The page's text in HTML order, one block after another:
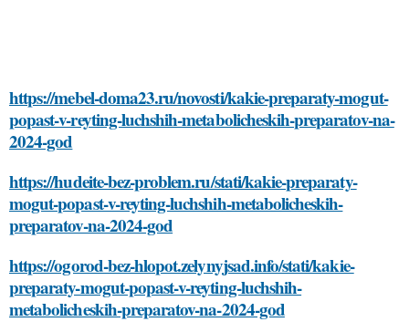
https://mebel-doma23.ru/novosti/kakie-preparaty-mogut-
popast-v-reyting-luchshih-metabolicheskih-preparatov-na-
2024-god
https://hudeite-bez-problem.ru/stati/kakie-preparaty-
mogut-popast-v-reyting-luchshih-metabolicheskih-
preparatov-na-2024-god
https://ogorod-bez-hlopot.zelynyjsad.info/stati/kakie-
preparaty-mogut-popast-v-reyting-luchshih-
metabolicheskih-preparatov-na-2024-god